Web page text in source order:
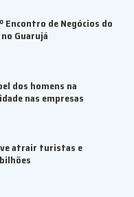
Encontro de Negócios do
Guarujá
dos homens na
nas empresas
atrair turistas e